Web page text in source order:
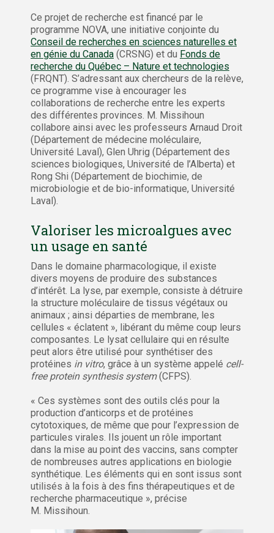
Ce projet de recherche est financé par le
programme NOVA, une initiative conjointe du
Conseil de recherches en sciences naturelles et
en génie du Canada (CRSNG) et du Fonds de
recherche du Québec – Nature et technologies
(FRQNT). S’adressant aux chercheurs de la relève,
ce programme vise à encourager les
collaborations de recherche entre les experts
des différentes provinces. M. Missihoun
collabore ainsi avec les professeurs Arnaud Droit
(Département de médecine moléculaire,
Université Laval), Glen Uhrig (Département des
sciences biologiques, Université de l’Alberta) et
Rong Shi (Département de biochimie, de
microbiologie et de bio-informatique, Université
Laval).
Valoriser les microalgues avec
un usage en santé
Dans le domaine pharmacologique, il existe
divers moyens de produire des substances
d’intérêt. La lyse, par exemple, consiste à détruire
la structure moléculaire de tissus végétaux ou
animaux ; ainsi départies de membrane, les
cellules « éclatent », libérant du même coup leurs
composantes. Le lysat cellulaire qui en résulte
peut alors être utilisé pour synthétiser des
protéines in vitro, grâce à un système appelé cell-
free protein synthesis system(CFPS).
« Ces systèmes sont des outils clés pour la
production d’anticorps et de protéines
cytotoxiques, de même que pour l’expression de
particules virales. Ils jouent un rôle important
dans la mise au point des vaccins, sans compter
de nombreuses autres applications en biologie
synthétique. Les éléments qui en sont issus sont
utilisés à la fois à des fins thérapeutiques et de
recherche pharmaceutique », précise
M. Missihoun.